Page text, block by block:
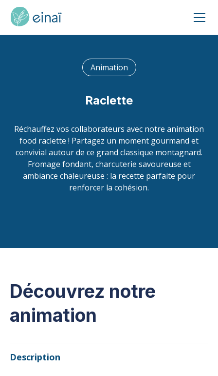
Animation
Raclette
Réchauffez vos collaborateurs avec notre animation
food raclette ! Partagez un moment gourmand et
convivial autour de ce grand classique montagnard.
Fromage fondant, charcuterie savoureuse et
ambiance chaleureuse : la recette parfaite pour
renforcer la cohésion.
Découvrez notre
animation
Description